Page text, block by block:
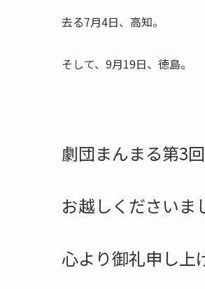
去る7月4日、高知。
そして、9月19日、徳島。
劇団まんまる第3
お越しくださいま
心より御礼申し上